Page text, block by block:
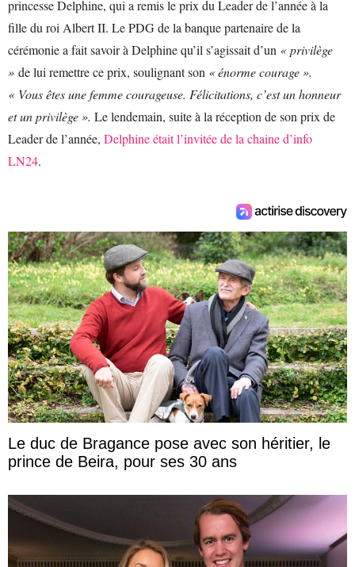
princesse Delphine, qui a remis le prix du Leader de l’année à la
fille du roi Albert II. Le PDG de la banque partenaire de la
cérémonie a fait savoir à Delphine qu’il s’agissait d’un « privilège
» de lui remettre ce prix, soulignant son « énorme courage ».
« Vous êtes une femme courageuse. Félicitations, c’est un honneur
et un privilège ». Le lendemain, suite à la réception de son prix de
Leader de l’année, Delphine était l’invitée de la chaine d’info
LN24.
Le duc de Bragance pose avec son héritier, le
prince de Beira, pour ses 30 ans